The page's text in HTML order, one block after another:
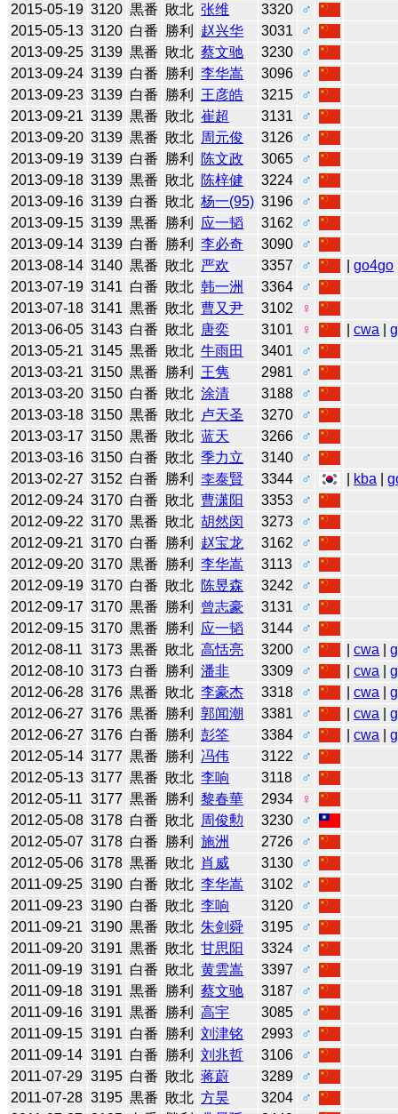
2015-05-19 3120 黒番 敗北 张维 3320
♂
2015-05-13 3120 白番 勝利 赵兴华 3031
♂
2013-09-25 3139 黒番 敗北 蔡文驰 3230
♂
2013-09-24 3139 白番 勝利 李华嵩 3096
♂
2013-09-23 3139 白番 勝利 王彦皓 3215
♂
2013-09-21 3139 黒番 敗北 崔超 3131
♂
2013-09-20 3139 黒番 敗北 周元俊 3126
♂
2013-09-19 3139 白番 勝利 陈文政 3065
♂
2013-09-18 3139 黒番 敗北 陈梓健 3224
♂
2013-09-16 3139 白番 敗北 杨一(95) 3196
♂
2013-09-15 3139 黒番 勝利 应一韬 3162
♂
2013-09-14 3139 白番 勝利 李必奇 3090
♂
2013-08-14 3140 黒番 敗北 严欢 3357 ♂ |go4go
2013-07-19 3141 白番 敗北 韩一洲 3364
♂
2013-07-18 3141 黒番 敗北 曹又尹 3102
♀
2013-06-05 3143 白番 敗北 唐奕 3101 ♀ |cwa |
2013-05-21 3145 黒番 敗北 牛雨田 3401
♂
2013-03-21 3150 黒番 勝利 王隽 2981
♂
2013-03-20 3150 白番 敗北 涂清 3188
♂
2013-03-18 3150 黒番 敗北 卢天圣 3270
♂
2013-03-17 3150 黒番 敗北 蓝天 3266
♂
2013-03-16 3150 白番 敗北 季力立 3140
♂
2013-02-27 3152 白番 勝利 李泰賢 3344 ♂ kba |
2012-09-24 3170 白番 敗北 曹潇阳 3353
♂
2012-09-22 3170 黒番 敗北 胡然闵 3273
♂
2012-09-21 3170 白番 勝利 赵宝龙 3162
♂
2012-09-20 3170 黒番 勝利 李华嵩 3113
♂
2012-09-19 3170 白番 敗北 陈昱森 3242
♂
2012-09-17 3170 黒番 勝利 曾志豪 3131
♂
2012-09-15 3170 黒番 勝利 应一韬 3144
♂
2012-08-11 3173 黒番 敗北 高恬亮 3200 ♂ |cwa |
2012-08-10 3173 白番 勝利 潘非 3309 ♂ |cwa |
2012-06-28 3176 黒番 敗北 李豪杰 3318 ♂ |cwa |
2012-06-27 3176 黒番 勝利 郭闻潮 3381 ♂ |cwa |
2012-06-27 3176 白番 勝利 彭筌 3384 ♂ |cwa |
2012-05-14 3177 黒番 勝利 冯伟 3122
♂
2012-05-13 3177 黒番 敗北 李响 3118
♂
2012-05-11 3177 黒番 勝利 黎春華 2934
♀
2012-05-08 3178 白番 敗北 周俊勲 3230
♂
2012-05-07 3178 白番 勝利 施洲 2726
♂
2012-05-06 3178 黒番 敗北 肖威 3130
♂
2011-09-25 3190 白番 敗北 李华嵩 3102
♂
2011-09-23 3190 白番 敗北 李响 3120
♂
2011-09-21 3190 黒番 敗北 朱剑舜 3195
♂
2011-09-20 3191 黒番 敗北 甘思阳 3324
♂
2011-09-19 3191 白番 敗北 黄雲嵩 3397
♂
2011-09-18 3191 黒番 勝利 蔡文驰 3187
♂
2011-09-16 3191 黒番 勝利 高宇 3085
♂
2011-09-15 3191 白番 勝利 刘津铭 2993
♂
2011-09-14 3191 白番 勝利 刘兆哲 3106
♂
2011-07-29 3195 白番 敗北 蒋蔚 3289
♂
2011-07-28 3195 黒番 敗北 方昊 3204
♂